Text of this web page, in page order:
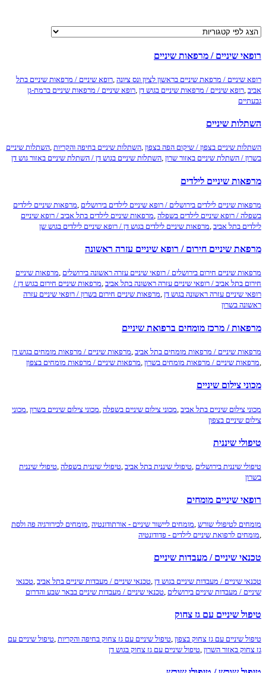
שיניים / מרפאות שיניים
שיניים / מרפאת שיניים בראשון לציון ונס ציונה,רופא שיניים / מרפאות שיניים בתל
,רופא שיניים / מרפאות שיניים בגוש דן,רופא שיניים / מרפאות שיניים ברמת-גן
שיניים
שיניים בצפון / שיקום הפה בצפון ,השתלות שיניים בחיפה והקריות,השתלות שיניים
/ השתלת שיניים באזור שרון, השתלות שיניים בגוש דן / השתלת שיניים באזור גוש דן
שיניים לילדים
שיניים לילדים בירושלים / רופא שיניים לילדים בירושלים,מרפאות שיניים לילדים
/ רופא שיניים לילדים בשפלה,מרפאות שיניים לילדים בתל אביב / רופא שיניים
בתל אביב,מרפאות שיניים לילדים בגוש דן / רופא שיניים לילדים בגוש שן
שיניים חירום / רופא שיניים עזרה ראשונה
שיניים חירום בירושלים / רופאי שיניים עזרה ראשונה בירושלים,מרפאות שיניים
בתל אביב / רופאי שיניים עזרה ראשונה בתל אביב,מרפאות שיניים חירום בגוש דן /
שיניים עזרה ראשונה בגוש דן,מרפאות שיניים חירום בשרון / רופאי שיניים עזרה
בשרון
/ מרכז מומחים ברפואת שיניים
שיניים / מרפאות מומחים בתל אביב,מרפאות שיניים / מרפאות מומחים בגוש דן
שיניים / מרפאות מומחים בשרון ,מרפאות שיניים / מרפאות מומחים בצפון
צילום שיניים
צילום שיניים בתל אביב,מכוני צילום שיניים בשפלה,מכוני צילום שיניים בשרון ,מכוני
שיניים בצפון
שיננית
שיננית בירושלים,טיפולי שיננית בתל אביב,טיפולי שיננית בשפלה,טיפולי שיננית
שיניים מומחים
לטיפולי שורש ,מומחים ליישור שיניים - אורתודונטיה,מומחים לכירורגיה פה ולסת
לרפואת שיניים לילדים - פדודונטיה
שיניים / מעבדות שיניים
שיניים / מעבדות שיניים בגוש דן,טכנאי שיניים / מעבדות שיניים בתל אביב,טכנאי
/ מעבדות שיניים בירושלים,טכנאי שיניים / מעבדות שיניים בבאר שבע והדרום
שיניים עם גז צחוק
שיניים עם גז צחוק בצפון ,טיפול שיניים עם גז צחוק בחיפה והקריות,טיפול שיניים עם
באזור השרון ,טיפול שיניים עם גז צחוק בגוש דן